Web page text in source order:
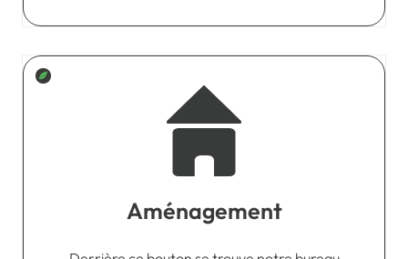
Aménagement